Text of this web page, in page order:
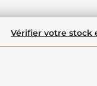
Vérifier votre stock